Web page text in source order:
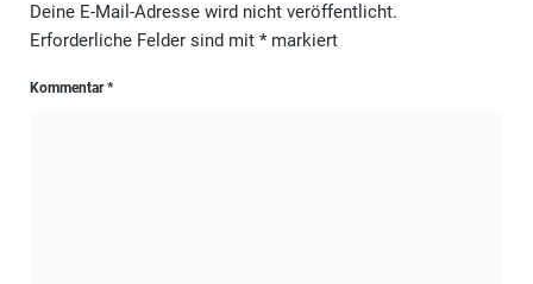
Deine E-Mail-Adresse wird nicht veröffentlicht.
Erforderliche Felder sind mit *markiert
Kommentar*